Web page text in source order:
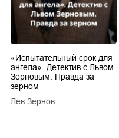
«Испытательный срок для
ангела». Детектив с Львом
Зерновым. Правда за
зерном
Лев Зернов